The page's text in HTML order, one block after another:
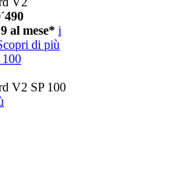
al mese* i
di più
V2 SP 100